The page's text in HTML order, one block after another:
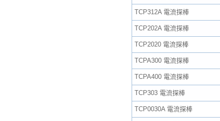
TCP312A 電流探棒
TCP202A 電流探棒
TCP2020 電流探棒
TCPA300 電流探棒
TCPA400 電流探棒
TCP303 電流探棒
TCP0030A 電流探棒